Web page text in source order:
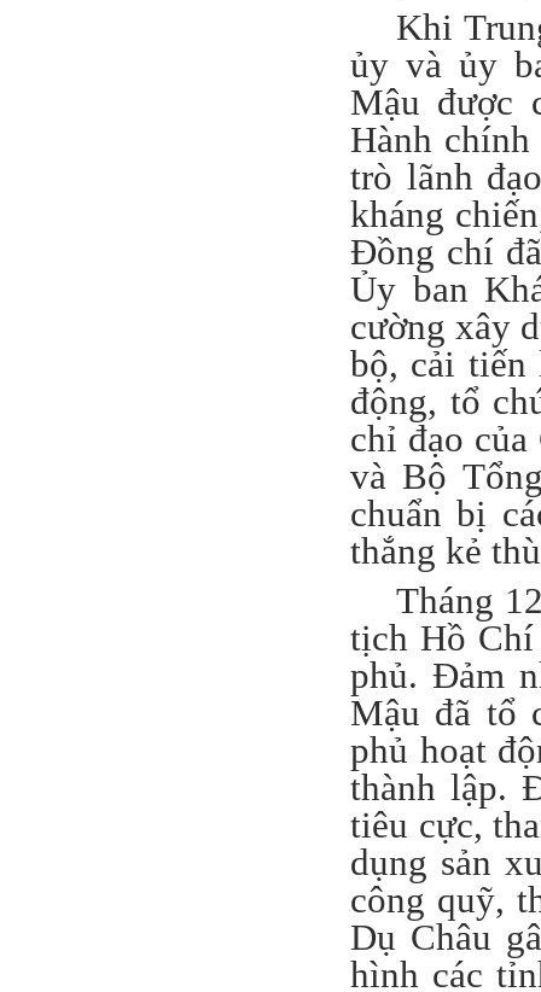
Khi
ủy và ủy
Mậu được
Hành
trò lãnh
kháng
Đồng chí
Ủy ban
cường xây
bộ, cải tiến
động, tổ
chỉ đạo
và Bộ
chuẩn bị
thắng kẻ
Tháng
tịch Hồ
phủ. Đảm
Mậu đã tổ
phủ hoạt
thành lập.
tiêu cực,
dụng sản
công quỹ,
Dụ Châu
hình các